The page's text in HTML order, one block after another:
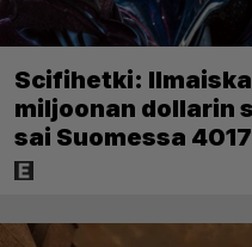
Scifihetki:
miljoonan dollarin
sai Suomessa